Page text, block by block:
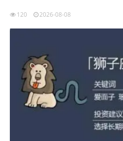
120 2026-08-08